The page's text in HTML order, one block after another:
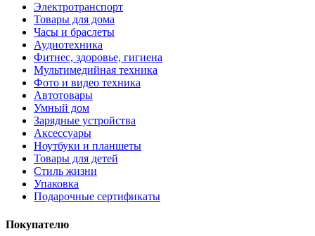
Электротранспорт
Товары для дома
Часы и браслеты
Аудиотехника
Фитнес, здоровье, гигиена
Мультимедийная техника
Фото и видео техника
Автотовары
Умный дом
Зарядные устройства
Аксессуары
Ноутбуки и планшеты
Товары для детей
Стиль жизни
Упаковка
Подарочные сертификаты
Покупателю